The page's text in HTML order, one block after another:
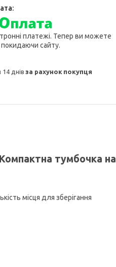
платежі. Тепер ви можете
сайту.
14 днівза рахунок покупця
тумбочка на
місця для зберігання